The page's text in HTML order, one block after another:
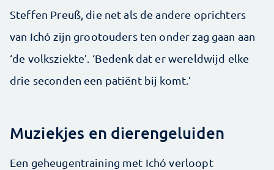
Steffen Preuß, die net als de andere oprichters
van Ichó zijn grootouders ten onder zag gaan aan
‘de volksziekte’. ‘Bedenk dat er wereldwijd elke
drie seconden een patiënt bij komt.’
Muziekjes en dierengeluiden
Een geheugentraining met Ichó verloopt